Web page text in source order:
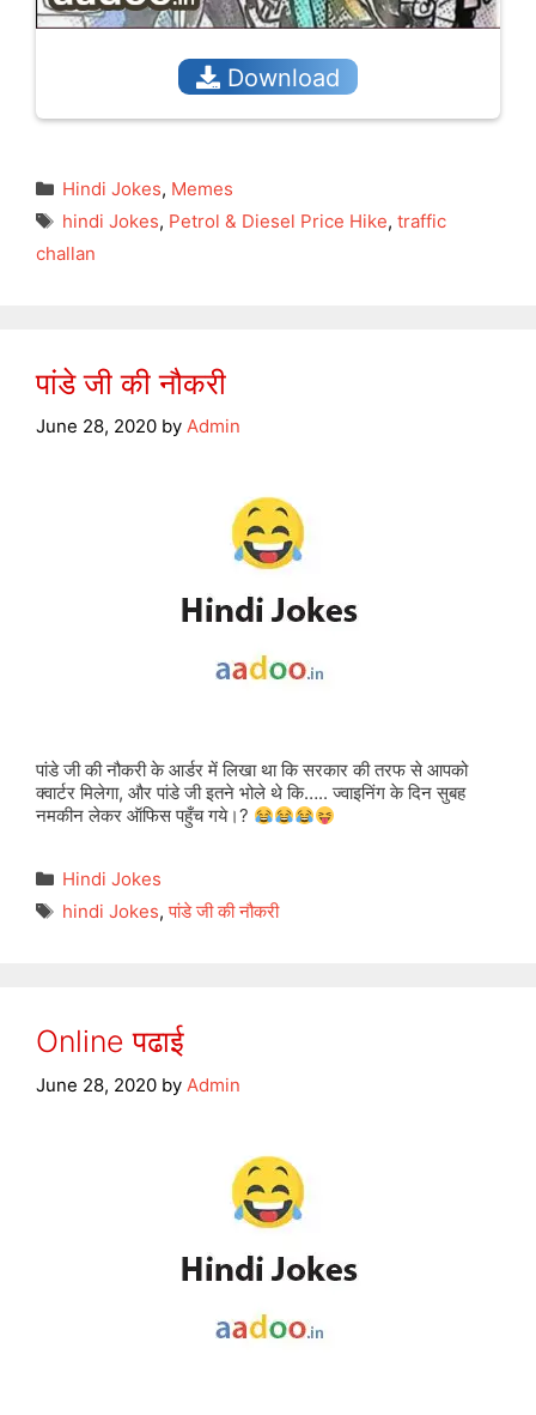
Download
Categories
Hindi Jokes, Memes
Tags
hindi Jokes, Petrol & Diesel Price Hike, traffic
challan
पांडे जी की नौकरी
June 28, 2020 by Admin
पांडे जी की नौकरी के आर्डर में लिखा था कि सरकार की तरफ से आपको
क्वार्टर मिलेगा, और पांडे जी इतने भोले थे कि….. ज्वाइनिंग के दिन सुबह
नमकीन लेकर ऑफिस पहुँच गये।?
Categories
Hindi Jokes
Tags
hindi Jokes,पांडे जी की नौकरी
Online पढाई
June 28, 2020 by Admin